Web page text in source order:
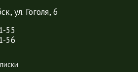
ул. Гоголя, 6
55
56